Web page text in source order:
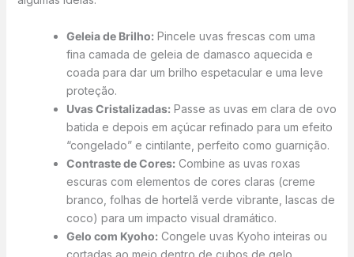
Geleia de Brilho:Pincele uvas frescas com uma
fina camada de geleia de damasco aquecida e
coada para dar um brilho espetacular e uma leve
proteção.
Uvas Cristalizadas:Passe as uvas em clara de ovo
batida e depois em açúcar refinado para um efeito
“congelado” e cintilante, perfeito como guarnição.
Contraste de Cores:Combine as uvas roxas
escuras com elementos de cores claras (creme
branco, folhas de hortelã verde vibrante, lascas de
coco) para um impacto visual dramático.
Gelo com Kyoho:Congele uvas Kyoho inteiras ou
cortadas ao meio dentro de cubos de gelo.